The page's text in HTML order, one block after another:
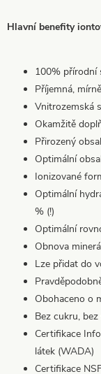
Hlavní benefity
100% přírodní
Příjemná,
Vnitrozemská
Okamžitě
Přirozený
Optimální
Ionizované
Optimální
% (!)
Optimální
Obnova
Lze přidat do
Obohaceno o
Bez cukru,
Certifikace
látek (WADA)
Certifikace